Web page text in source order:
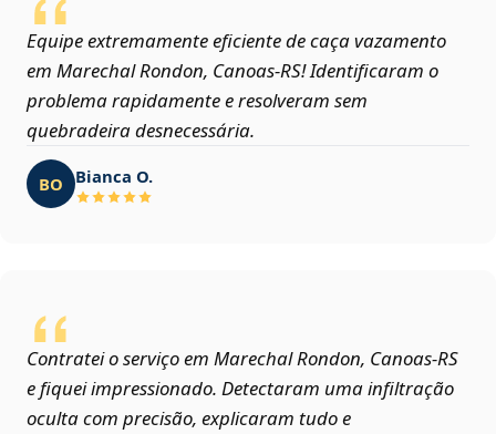
Equipe extremamente eficiente de caça vazamento
em Marechal Rondon, Canoas‑RS! Identificaram o
problema rapidamente e resolveram sem
quebradeira desnecessária.
BO Bianca O.
Contratei o serviço em Marechal Rondon, Canoas‑RS
e fiquei impressionado. Detectaram uma infiltração
oculta com precisão, explicaram tudo e